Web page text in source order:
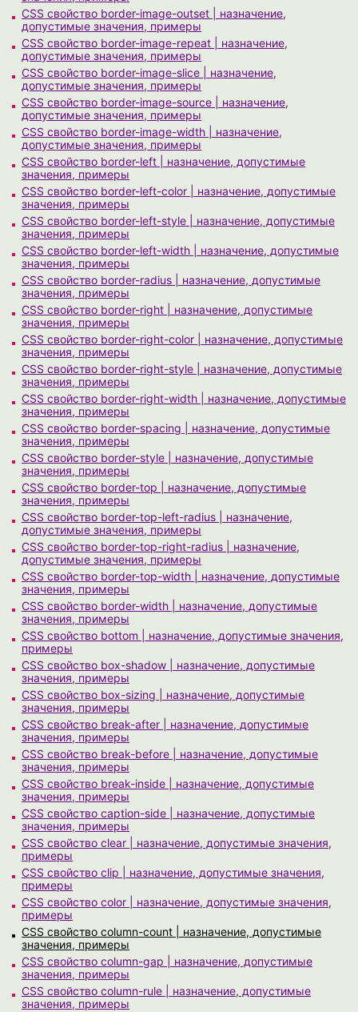
CSS свойство border-image-outset | назначение,
допустимые значения, примеры
CSS свойство border-image-repeat | назначение,
допустимые значения, примеры
CSS свойство border-image-slice | назначение,
допустимые значения, примеры
CSS свойство border-image-source | назначение,
допустимые значения, примеры
CSS свойство border-image-width | назначение,
допустимые значения, примеры
CSS свойство border-left | назначение, допустимые
значения, примеры
CSS свойство border-left-color | назначение, допустимые
значения, примеры
CSS свойство border-left-style | назначение, допустимые
значения, примеры
CSS свойство border-left-width | назначение, допустимые
значения, примеры
CSS свойство border-radius | назначение, допустимые
значения, примеры
CSS свойство border-right | назначение, допустимые
значения, примеры
CSS свойство border-right-color | назначение, допустимые
значения, примеры
CSS свойство border-right-style | назначение, допустимые
значения, примеры
CSS свойство border-right-width | назначение, допустимые
значения, примеры
CSS свойство border-spacing | назначение, допустимые
значения, примеры
CSS свойство border-style | назначение, допустимые
значения, примеры
CSS свойство border-top | назначение, допустимые
значения, примеры
CSS свойство border-top-left-radius | назначение,
допустимые значения, примеры
CSS свойство border-top-right-radius | назначение,
допустимые значения, примеры
CSS свойство border-top-width | назначение, допустимые
значения, примеры
CSS свойство border-width | назначение, допустимые
значения, примеры
CSS свойство bottom | назначение, допустимые значения,
примеры
CSS свойство box-shadow | назначение, допустимые
значения, примеры
CSS свойство box-sizing | назначение, допустимые
значения, примеры
CSS свойство break-after | назначение, допустимые
значения, примеры
CSS свойство break-before | назначение, допустимые
значения, примеры
CSS свойство break-inside | назначение, допустимые
значения, примеры
CSS свойство caption-side | назначение, допустимые
значения, примеры
CSS свойство clear | назначение, допустимые значения,
примеры
CSS свойство clip | назначение, допустимые значения,
примеры
CSS свойство color | назначение, допустимые значения,
примеры
CSS свойство column-count | назначение, допустимые
значения, примеры
CSS свойство column-gap | назначение, допустимые
значения, примеры
CSS свойство column-rule | назначение, допустимые
значения, примеры